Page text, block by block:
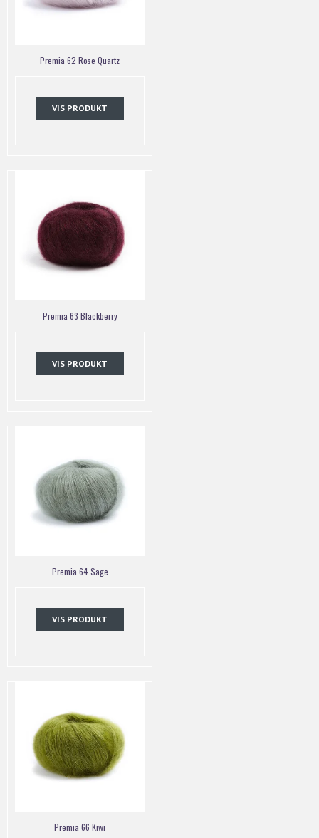
Premia 62 Rose Quartz
VIS PRODUKT
Premia 63 Blackberry
VIS PRODUKT
Premia 64 Sage
VIS PRODUKT
Premia 66 Kiwi